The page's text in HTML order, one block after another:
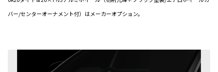
バー/センターオーナメント付）はメーカーオプション。